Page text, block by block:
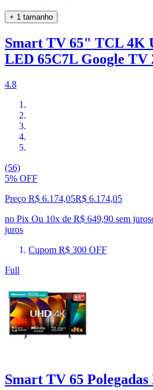
+ 1 tamanho
Smart TV 65" TCL 4K
LED 65C7L Google TV
4.8
(56)
5% OFF
Preço R$ 6.174,05R$ 6.174,05
no Pix Ou 10x de R$ 649,90 sem juros
juros
Cupom R$ 300 OFF
Full
Smart TV 65